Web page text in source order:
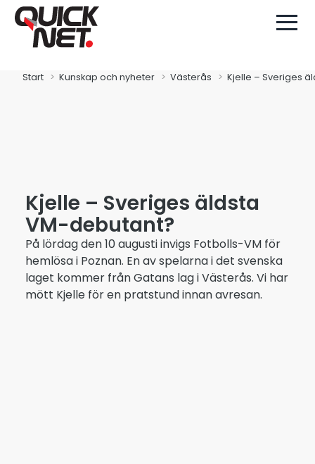
Start Kunskap och nyheter Västerås Kjelle – Sveriges
Kjelle – Sveriges äldsta
VM-debutant?
På lördag den 10 augusti invigs Fotbolls-VM för
hemlösa i Poznan. En av spelarna i det svenska
laget kommer från Gatans lag i Västerås. Vi har
mött Kjelle för en pratstund innan avresan.